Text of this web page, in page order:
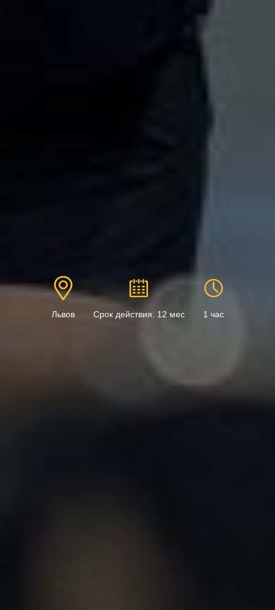
Львов Срок действия: 12 мес 1 час